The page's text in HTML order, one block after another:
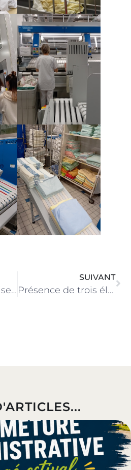
Visite de l’entreprise Séché Environnement
SUIVANT
Présence de trois élèves à la Promotion de la Région des Pays de la Loire